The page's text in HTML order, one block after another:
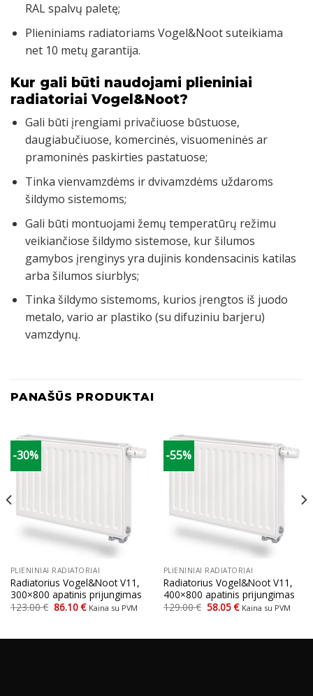
RAL spalvų paletę;
Plieniniams radiatoriams Vogel&Noot suteikiama
net 10 metų garantija.
Kur gali būti naudojami plieniniai
radiatoriai Vogel&Noot?
Gali būti įrengiami privačiuose būstuose,
daugiabučiuose, komercinės, visuomeninės ar
pramoninės paskirties pastatuose;
Tinka vienvamzdėms ir dvivamzdėms uždaroms
šildymo sistemoms;
Gali būti montuojami žemų temperatūrų režimu
veikiančiose šildymo sistemose, kur šilumos
gamybos įrenginys yra dujinis kondensacinis katilas
arba šilumos siurblys;
Tinka šildymo sistemoms, kurios įrengtos iš juodo
metalo, vario ar plastiko (su difuziniu barjeru)
vamzdynų.
PANAŠŪS PRODUKTAI
-30%
PLIENINIAI RADIATORIAI
Radiatorius Vogel&Noot V11,
300×800 apatinis prijungimas
123.00€ Original
price
86.10€Current
price
Kaina su PVM
-55%
PLIENINIAI RADIATORIAI
Radiatorius Vogel&Noot V11,
400×800 apatinis prijungimas
129.00€ Original
price
58.05€Current
price
Kaina su PVM